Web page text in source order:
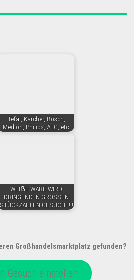
Tefal, Kärcher, Bosch,
Medion, Philips, AEG, etc.
WEIẞE WARE WIRD
DRINGEND IN GROSSEN
STÜCKZAHLEN GESUCHT!!!
Großhandelsmarktplatz gefunden?
Gesuch einstellen